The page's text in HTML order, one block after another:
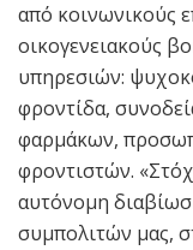
από κοινωνικούς
οικογενειακούς
υπηρεσιών:
φροντίδα,
φαρμάκων,
φροντιστών.
αυτόνομη
συμπολιτών μας,